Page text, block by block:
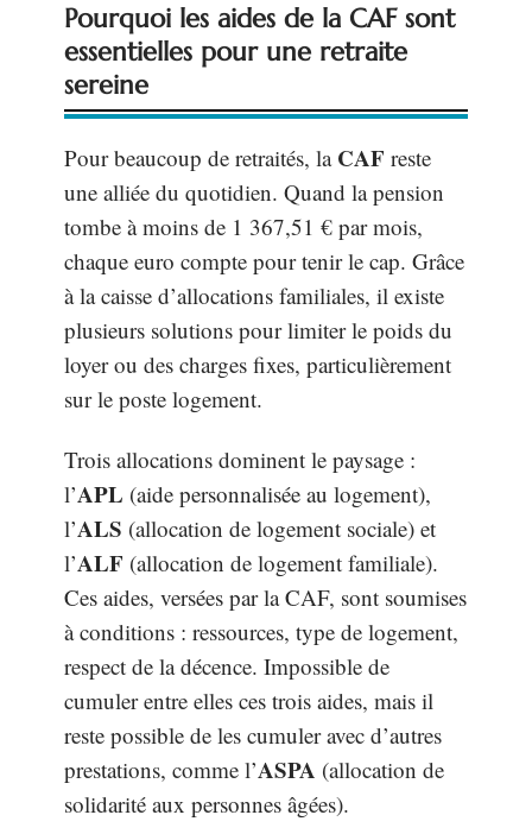
Pourquoi les aides de la CAF sont
essentielles pour une retraite
sereine
Pour beaucoup de retraités, la CAF reste
une alliée du quotidien. Quand la pension
tombe à moins de 1 367,51 € par mois,
chaque euro compte pour tenir le cap. Grâce
à la caisse d’allocations familiales, il existe
plusieurs solutions pour limiter le poids du
loyer ou des charges fixes, particulièrement
sur le poste logement.
Trois allocations dominent le paysage :
l’APL (aide personnalisée au logement),
l’ALS (allocation de logement sociale) et
l’ALF (allocation de logement familiale).
Ces aides, versées par la CAF, sont soumises
à conditions : ressources, type de logement,
respect de la décence. Impossible de
cumuler entre elles ces trois aides, mais il
reste possible de les cumuler avec d’autres
prestations, comme l’ASPA (allocation de
solidarité aux personnes âgées).